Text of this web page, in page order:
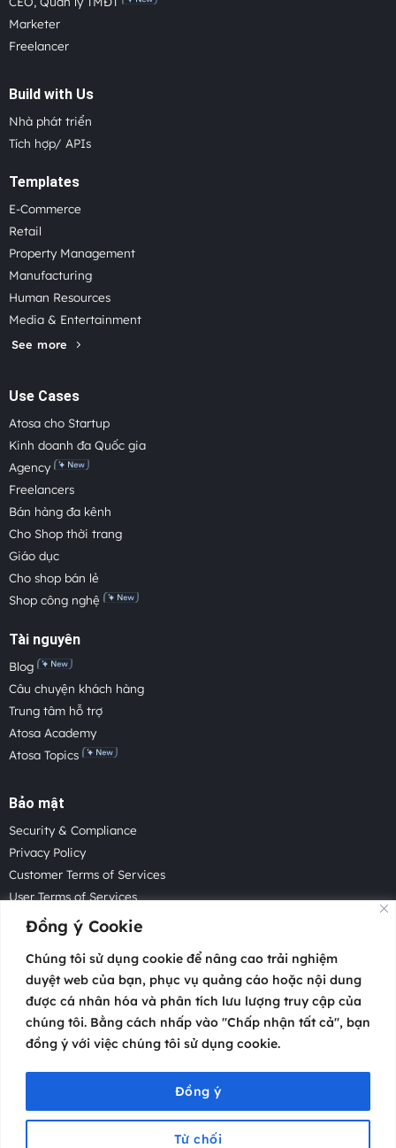
Đồng ý Cookie
Chúng tôi sử dụng cookie để nâng cao trải nghiệm
duyệt web của bạn, phục vụ quảng cáo hoặc nội dung
được cá nhân hóa và phân tích lưu lượng truy cập của
chúng tôi. Bằng cách nhấp vào "Chấp nhận tất cả", bạn
đồng ý với việc chúng tôi sử dụng cookie.
Từ chối
Đồng ý
Marketer
Freelancer
Build with Us
Nhà phát triển
Tích hợp/ APIs
Templates
E-Commerce
Retail
Property Management
Manufacturing
Human Resources
Media & Entertainment
See more
Use Cases
Atosa cho Startup
Kinh doanh đa Quốc gia
Agency
Freelancers
Bán hàng đa kênh
Cho Shop thời trang
Giáo dục
Cho shop bán lẻ
Shop công nghệ
Tài nguyên
Blog
Câu chuyện khách hàng
Trung tâm hỗ trợ
Atosa Academy
Atosa Topics
Bảo mật
Security & Compliance
Privacy Policy
Customer Terms of Services
User Terms of Services
Acceptable Use Policy
Cookie Policy
Cookie Settings
Law Enforcement Request
Copyright 2026 © Atosa Tech Pte.